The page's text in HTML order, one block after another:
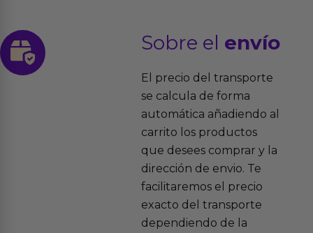
Sobre el envío
El precio del transporte
se calcula de forma
automática añadiendo al
carrito los productos
que desees comprar y la
dirección de envio. Te
facilitaremos el precio
exacto del transporte
dependiendo de la